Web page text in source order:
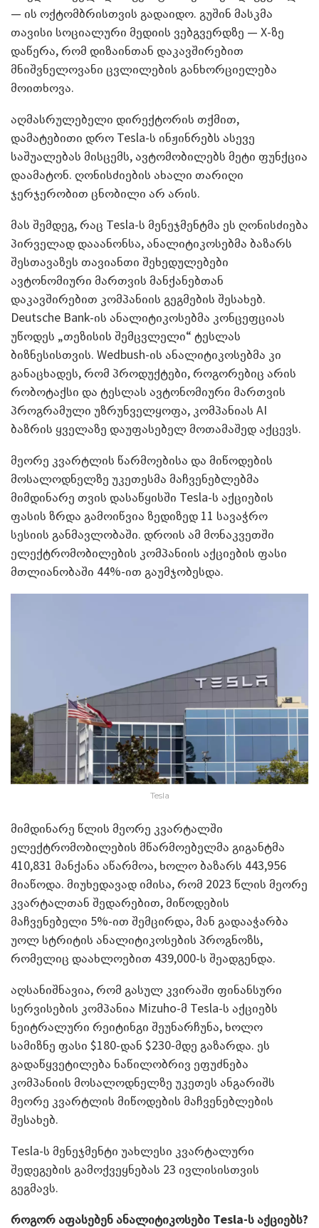
— ის ოქტომბრისთვის გადაიდო. გუშინ მასკმა
თავისი სოციალური მედიის ვებგვერდზე — X-ზე
დაწერა, რომ დიზაინთან დაკავშირებით
მნიშვნელოვანი ცვლილების განხორციელება
მოითხოვა.
აღმასრულებელი დირექტორის თქმით,
დამატებითი დრო Tesla-ს ინჟინრებს ასევე
საშუალებას მისცემს, ავტომობილებს მეტი ფუნქცია
დაამატონ. ღონისძიების ახალი თარიღი
ჯერჯერობით ცნობილი არ არის.
მას შემდეგ, რაც Tesla-ს მენეჯმენტმა ეს ღონისძიება
პირველად დააანონსა, ანალიტიკოსებმა ბაზარს
შესთავაზეს თავიანთი შეხედულებები
ავტონომიური მართვის მანქანებთან
დაკავშირებით კომპანიის გეგმების შესახებ.
Deutsche Bank-ის ანალიტიკოსებმა კონცეფციას
უწოდეს „თეზისის შემცვლელი“ ტესლას
ბიზნესისთვის. Wedbush-ის ანალიტიკოსებმა კი
განაცხადეს, რომ პროდუქტები, როგორებიც არის
რობოტაქსი და ტესლას ავტონომიური მართვის
პროგრამული უზრუნველყოფა, კომპანიას AI
ბაზრის ყველაზე დაუფასებელ მოთამაშედ აქცევს.
მეორე კვარტლის წარმოებისა და მიწოდების
მოსალოდნელზე უკეთესმა მაჩვენებლებმა
მიმდინარე თვის დასაწყისში Tesla-ს აქციების
ფასის ზრდა გამოიწვია ზედიზედ 11 სავაჭრო
სესიის განმავლობაში. დროის ამ მონაკვეთში
ელექტრომობილების კომპანიის აქციების ფასი
მთლიანობაში 44%-ით გაუმჯობესდა.
Tesla
მიმდინარე წლის მეორე კვარტალში
ელექტრომობილების მწარმოებელმა გიგანტმა
410,831 მანქანა აწარმოა, ხოლო ბაზარს 443,956
მიაწოდა. მიუხედავად იმისა, რომ 2023 წლის მეორე
კვარტალთან შედარებით, მიწოდების
მაჩვენებელი 5%-ით შემცირდა, მან გადააჭარბა
უოლ სტრიტის ანალიტიკოსების პროგნოზს,
რომელიც დაახლოებით 439,000-ს შეადგენდა.
აღსანიშნავია, რომ გასულ კვირაში ფინანსური
სერვისების კომპანია Mizuho-მ Tesla-ს აქციებს
ნეიტრალური რეიტინგი შეუნარჩუნა, ხოლო
სამიზნე ფასი $180-დან $230-მდე გაზარდა. ეს
გადაწყვეტილება ნაწილობრივ ეფუძნება
კომპანიის მოსალოდნელზე უკეთეს ანგარიშს
მეორე კვარტლის მიწოდების მაჩვენებლების
შესახებ.
Tesla-ს მენეჯმენტი უახლესი კვარტალური
შედეგების გამოქვეყნებას 23 ივლისისთვის
გეგმავს.
როგორ აფასებენ ანალიტიკოსები Tesla-ს აქციებს?